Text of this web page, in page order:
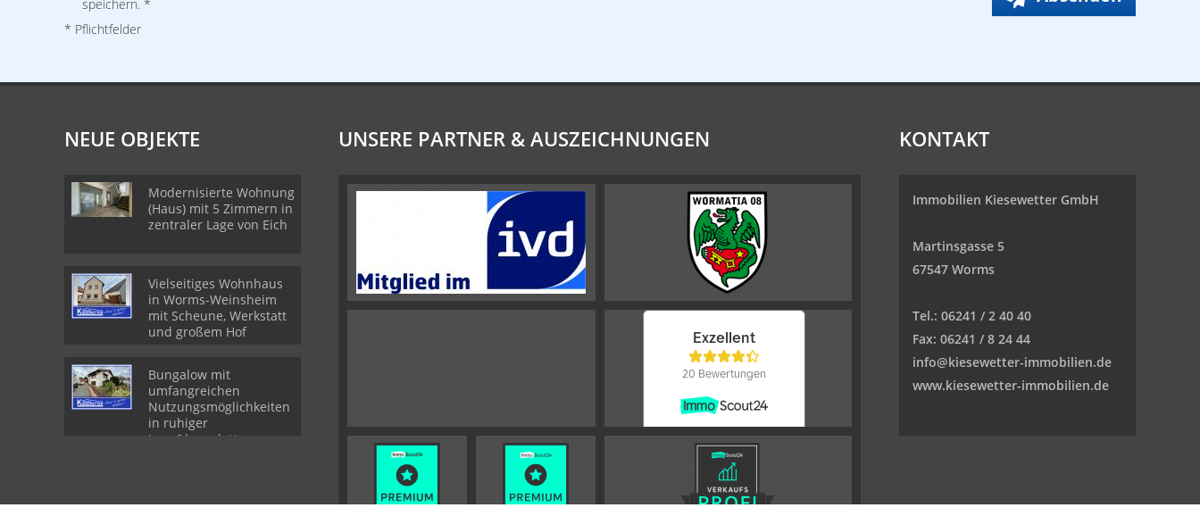
speichern. *
* Pflichtfelder
NEUE OBJEKTE
Modernisierte Wohnung
(Haus) mit 5 Zimmern in
zentraler Lage von Eich
Vielseitiges Wohnhaus
in Worms-Weinsheim
mit Scheune, Werkstatt
und großem Hof
Bungalow mit
umfangreichen
Nutzungsmöglichkeiten
in ruhiger
Lage&komplett
UNSERE PARTNER & AUSZEICHNUNGEN KONTAKT
Immobilien Kiesewetter GmbH
Martinsgasse 5
67547 Worms
Tel.: 06241 / 2 40 40
Fax: 06241 / 8 24 44
info@kiesewetter-immobilien.de
www.kiesewetter-immobilien.de